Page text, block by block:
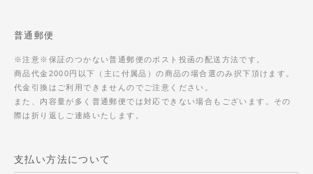
普通郵便
※注意※保証のつかない普通郵便のポスト投函の配送方法です。
商品代金2000円以下（主に付属品）の商品の場合選のみ択下頂けます。
代金引換はご利用できませんのでご注意ください。
また、内容量が多く普通郵便では対応できない場合もございます。その
際は折り返しご連絡いたします。
支払い方法について